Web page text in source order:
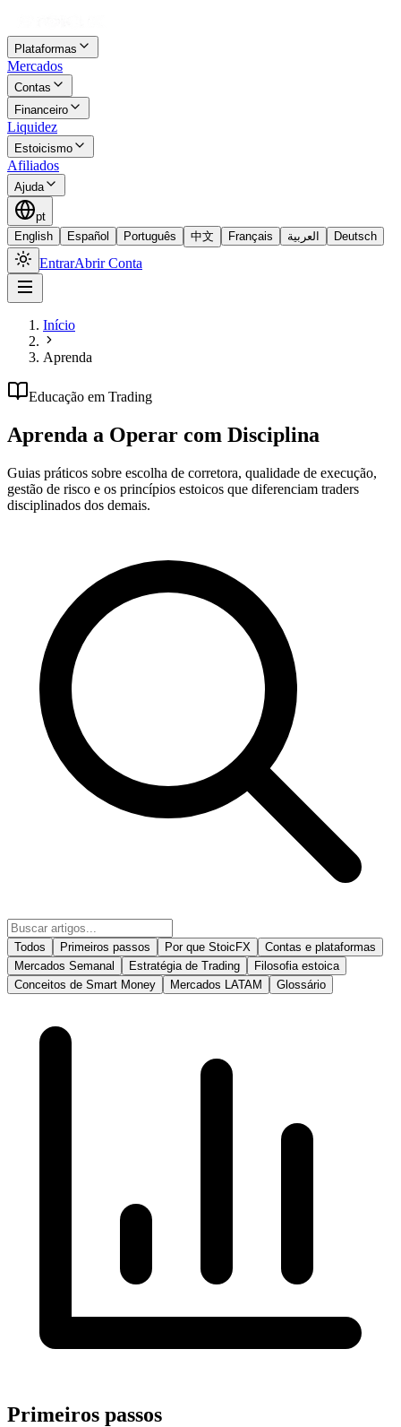
Plataformas
Mercados
Contas
Financeiro
Liquidez
Estoicismo
Afiliados
Ajuda
pt
English
Español Português 中文 Français العربية Deutsch
EntrarAbrir Conta
Início
Aprenda
Educação em Trading
Aprenda a Operar com Disciplina
Guias práticos sobre escolha de corretora, qualidade de execução,
gestão de risco e os princípios estoicos que diferenciam traders
disciplinados dos demais.
Todos Primeiros passos Por que StoicFX
Contas e plataformas
Mercados Semanal
Estratégia de Trading
Filosofia estoica
Conceitos de Smart Money
Mercados LATAM Glossário
Primeiros passos